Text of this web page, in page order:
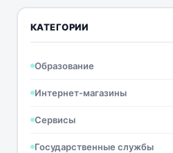
КАТЕГОРИИ
Образование
Интернет-магазины
Сервисы
Государственные службы